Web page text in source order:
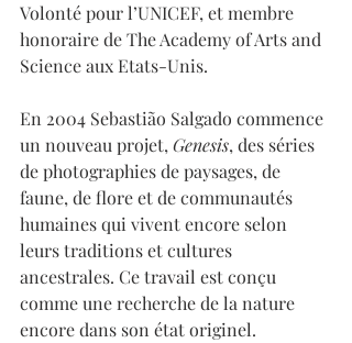
Volonté pour l’UNICEF, et membre
honoraire de The Academy of Arts and
Science aux Etats-Unis.
En 2004 Sebastião Salgado commence
un nouveau projet, Genesis, des séries
de photographies de paysages, de
faune, de flore et de communautés
humaines qui vivent encore selon
leurs traditions et cultures
ancestrales. Ce travail est conçu
comme une recherche de la nature
encore dans son état originel.